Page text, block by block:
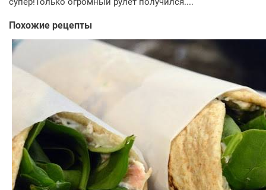
Похожие рецепты